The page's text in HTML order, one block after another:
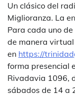
Un clásico del
Miglioranza. La
Para cada uno
de manera virtual
en https://
forma presencial
Rivadavia 1096,
sábados de 14 a